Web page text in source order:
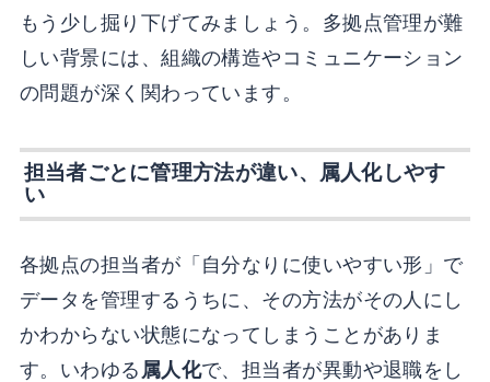
もう少し掘り下げてみましょう。多拠点管理が難
しい背景には、組織の構造やコミュニケーション
の問題が深く関わっています。
担当者ごとに管理方法が違い、属人化しやす
い
各拠点の担当者が「自分なりに使いやすい形」で
データを管理するうちに、その方法がその人にし
かわからない状態になってしまうことがありま
す。いわゆる 属人化で、担当者が異動や退職をし